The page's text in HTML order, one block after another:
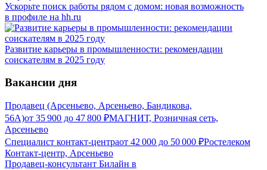
Ускорьте поиск работы рядом с домом: новая возможность
в профиле на hh.ru
Развитие карьеры в промышленности: рекомендации
соискателям в 2025 году
Вакансии дня
Продавец (Арсеньево, Арсеньево, Бандикова,
56А)от 35 900 до 47 800 ₽МАГНИТ, Розничная сеть,
Арсеньево
Специалист контакт-центраот 42 000 до 50 000 ₽Ростелеком
Контакт-центр, Арсеньево
Продавец-консультант Билайн в